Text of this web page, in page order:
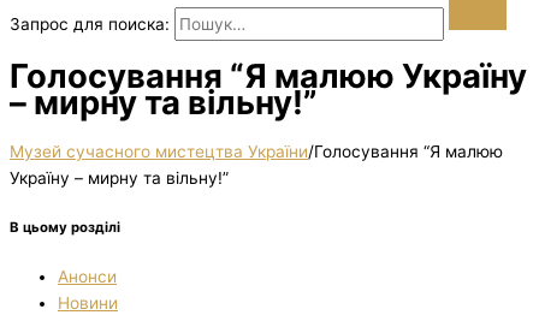
Запрос для поиска:
Голосування “Я малюю Україну
– мирну та вільну!”
Музей сучасного мистецтва України/Голосування “Я малюю
Україну – мирну та вільну!”
В цьому розділі
Анонси
Новини